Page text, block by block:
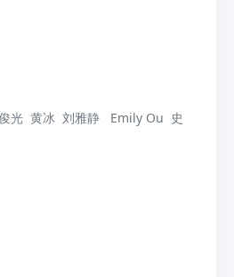
光 黄冰 刘雅静 Emily Ou 史